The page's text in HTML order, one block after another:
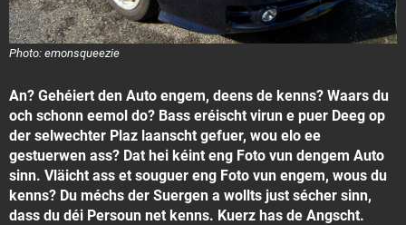
Photo: emonsqueezie
An? Gehéiert den Auto engem, deens de kenns? Waars du
och schonn eemol do? Bass eréischt virun e puer Deeg op
der selwechter Plaz laanscht gefuer, wou elo ee
gestuerwen ass? Dat hei kéint eng Foto vun dengem Auto
sinn. Vläicht ass et souguer eng Foto vun engem, wous du
kenns? Du méchs der Suergen a wollts just sécher sinn,
dass du déi Persoun net kenns. Kuerz has de Angscht.